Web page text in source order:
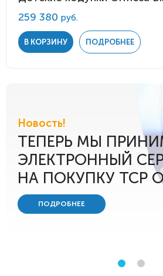
259 380 руб.
В КОРЗИНУ ПОДРОБНЕЕ
Новость!
ТЕПЕРЬ МЫ
ЭЛЕКТРОННЫЙ
НА ПОКУПКУ ТСР
ПОДРОБНЕЕ